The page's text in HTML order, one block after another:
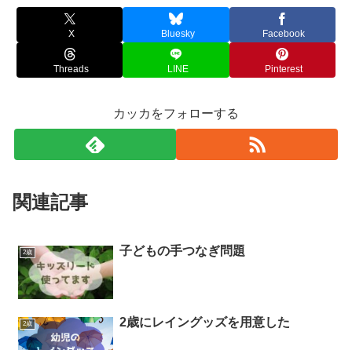
X Bluesky Facebook
Threads LINE Pinterest
カッカをフォローする
関連記事
2歳 子どもの手つなぎ問題
2歳 2歳にレイングッズを用意した